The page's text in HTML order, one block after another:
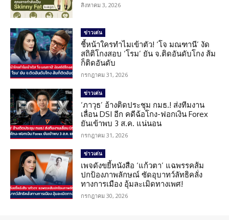
สิงหาคม 3, 2026
ข่าวเด่น
ชี้หน้าใครทำไมเข้าตัว! ‘โจ มณฑานี’ งัด
สถิติโกงสอบ ‘โรม’ ยัน จ.ติดอันดับโกง ส้ม
ก็ติดอันดับ
กรกฎาคม 31, 2026
ข่าวเด่น
‘ภาวุธ’ อ้างติดประชุม กมธ.! ส่งทีมงาน
เลื่อน DSI อีก คดีฉ้อโกง-ฟอกเงิน Forex
ยันเข้าพบ 3 ส.ค. แน่นอน
กรกฎาคม 31, 2026
ข่าวเด่น
เพจดังขยี้หนังสือ ‘แก้วตา’ แฉพรรคส้ม
ปกป้องภาพลักษณ์ ซัดอุบาทว์ลัทธิคลั่ง
ทางการเมือง อุ้มละเมิดทางเพศ!
กรกฎาคม 30, 2026